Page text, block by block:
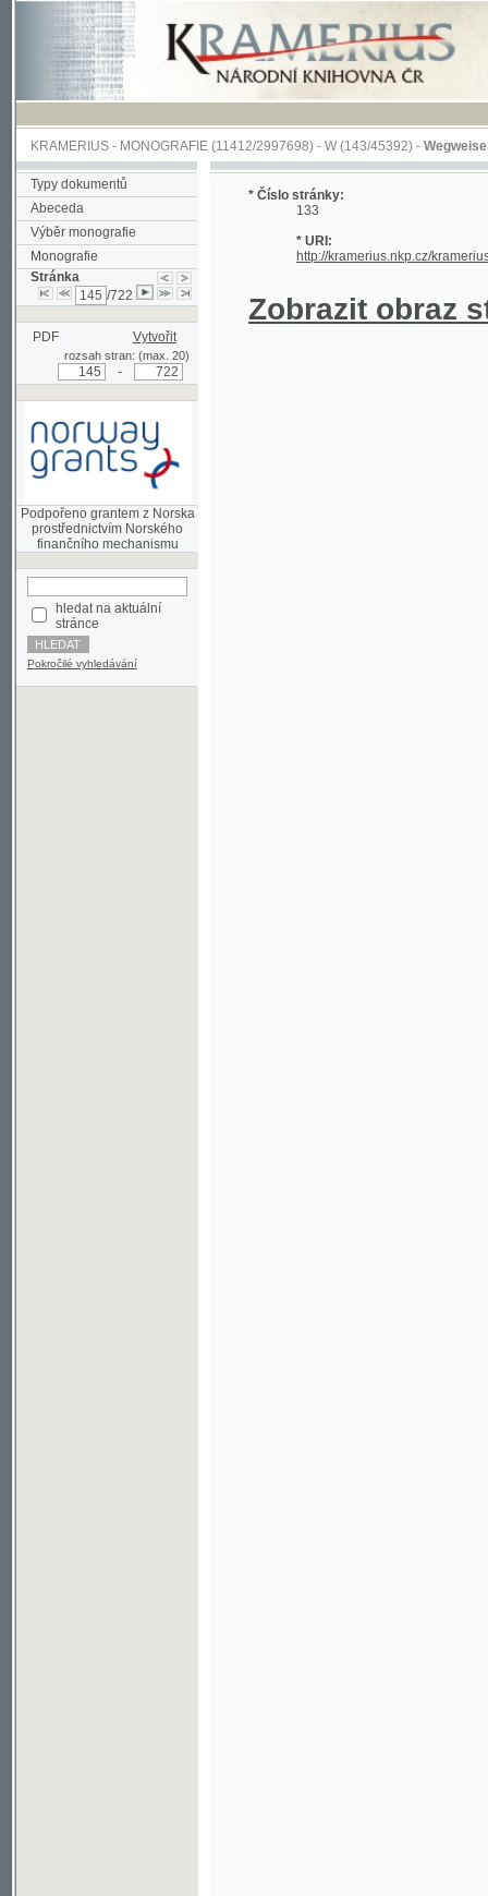
KRAMERIUS-MONOGRAFIE(11412/2997698) -W (143/45392)-Wegweiser durch
Typy dokumentů
Abeceda
Výběr monografie
Monografie
Stránka
/722
PDF Vytvořit
rozsah stran: (max. 20)
Podpořeno grantem z Norska
prostřednictvím Norského
hledat na aktuální
stránce
Pokročilé vyhledávání
* Číslo stránky:
133
* URI:
http://kramerius.nkp.cz/kramerius/